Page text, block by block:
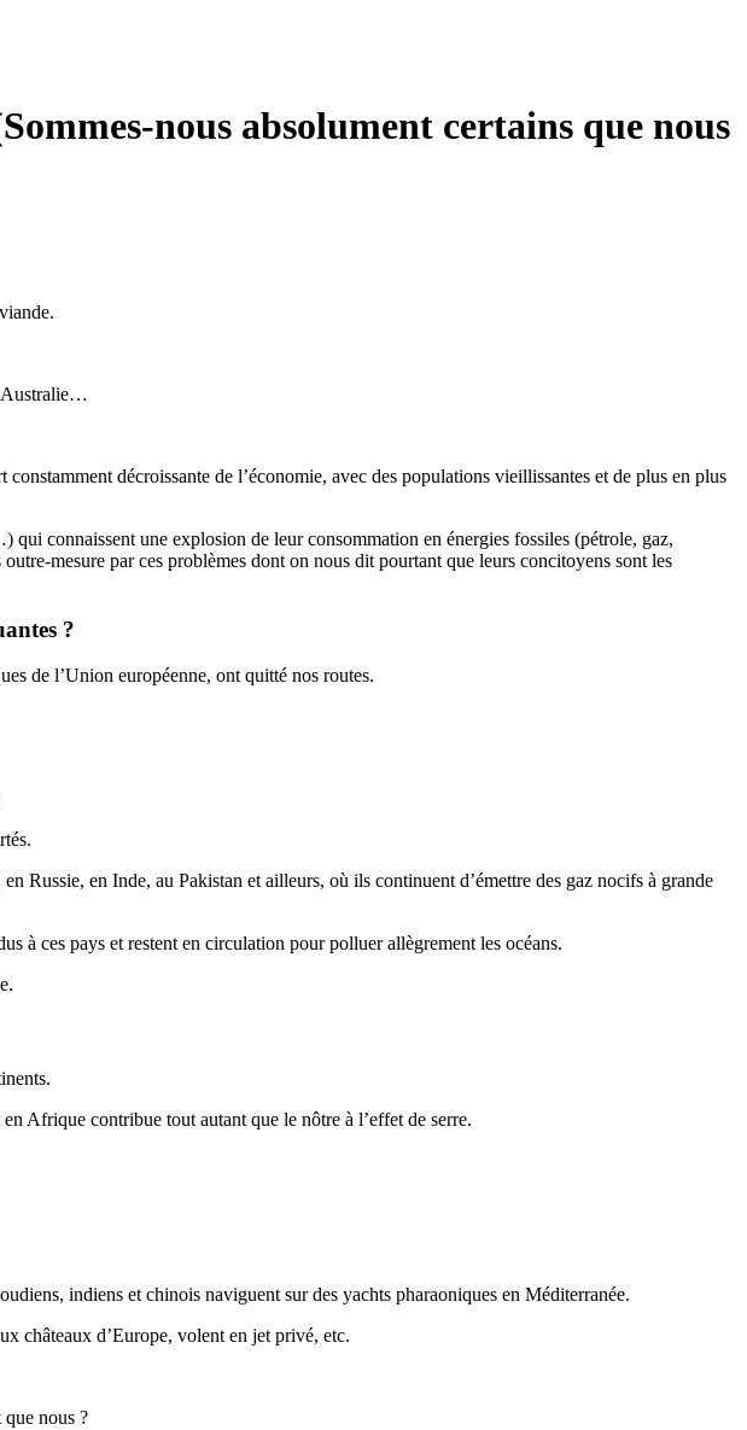
nous absolument certains que nous
Australie…
décroissante de l’économie, avec des populations vieillissantes et de plus en plus
connaissent une explosion de leur consommation en énergies fossiles (pétrole, gaz,
mesure par ces problèmes dont on nous dit pourtant que leurs concitoyens sont les
?
de l’Union européenne, ont quitté nos routes.
Russie, en Inde, au Pakistan et ailleurs, où ils continuent d’émettre des gaz nocifs à grande
à ces pays et restent en circulation pour polluer allègrement les océans.
Afrique contribue tout autant que le nôtre à l’effet de serre.
indiens et chinois naviguent sur des yachts pharaoniques en Méditerranée.
châteaux d’Europe, volent en jet privé, etc.
que nous ?